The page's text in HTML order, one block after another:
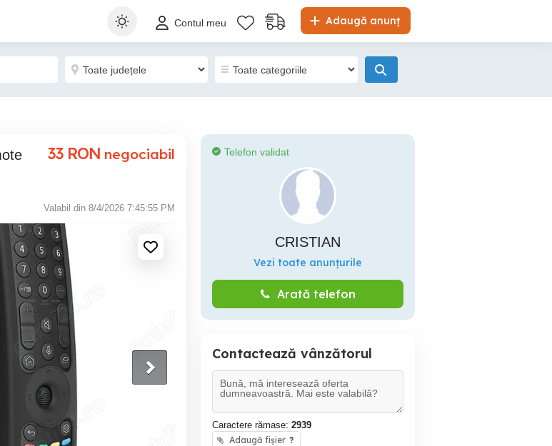
Adaugă anunț
Contul meu
33 RON negociabil
Valabil din 8/4/2026 7:45:55 PM
Telefon validat
CRISTIAN
Vezi toate anunțurile
Arată telefon
Contactează vânzătorul
Caractere rămase: 2939
Adaugă fișier ?